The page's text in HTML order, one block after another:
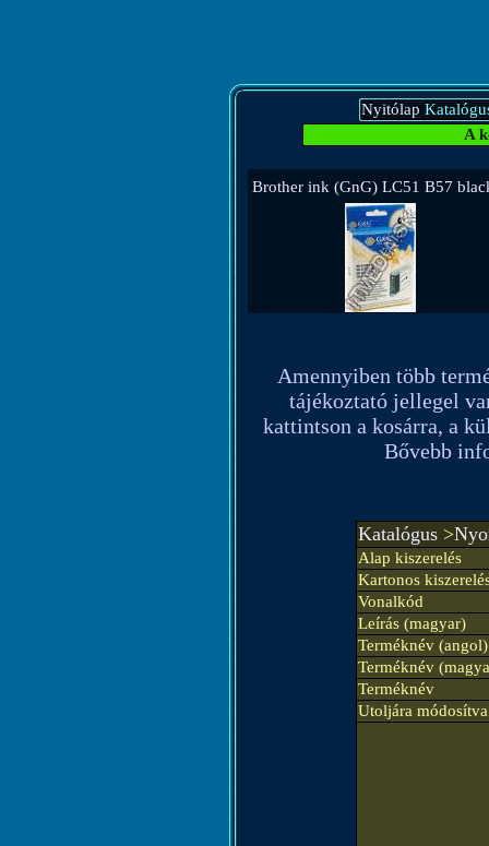
Nyitólap
A
Brother ink (GnG) LC51 B57
Amennyiben több
tájékoztató jellegel
kattintson a kosárra, a
Bővebb
Katalógus >
Alap kiszerelés
Kartonos
Vonalkód
Leírás (magyar)
Terméknév (angol)
Terméknév
Terméknév
Utoljára